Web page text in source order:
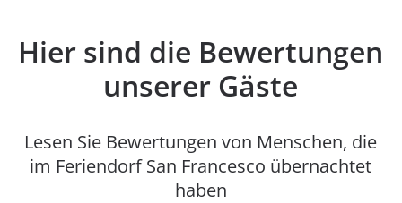
Hier sind die Bewertungen
unserer Gäste
Lesen Sie Bewertungen von Menschen, die
im Feriendorf San Francesco übernachtet
haben